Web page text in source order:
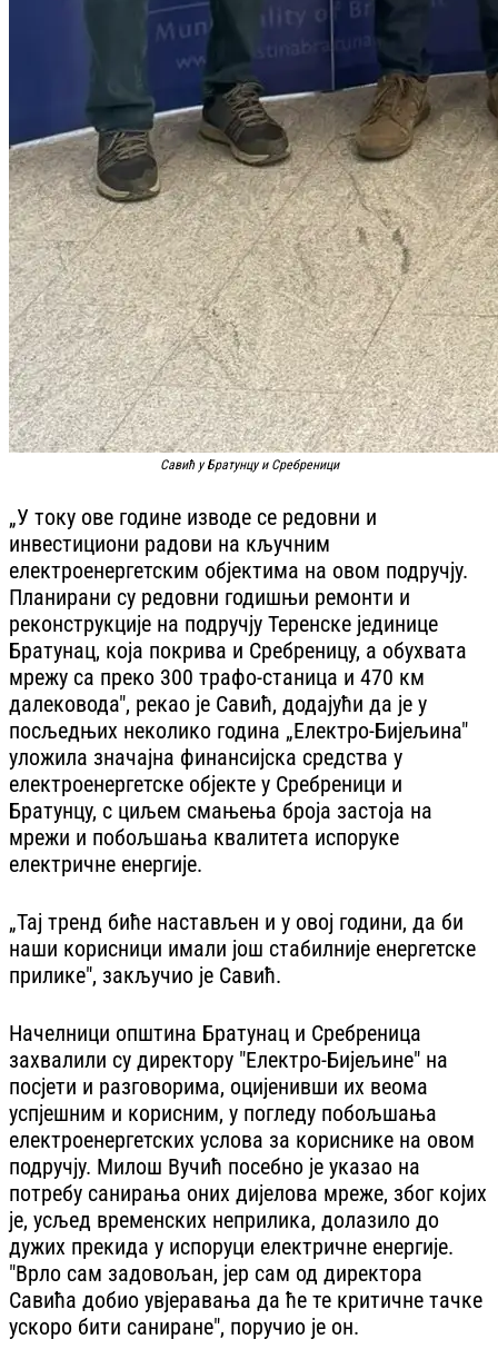
Савић у Братунцу и Сребреници
„У току ове године изводе се редовни и
инвестициони радови на кључним
електроенергетским објектима на овом подручју.
Планирани су редовни годишњи ремонти и
реконструкције на подручју Теренске јединице
Братунац, која покрива и Сребреницу, а обухвата
мрежу са преко 300 трафо-станица и 470 км
далековода", рекао је Савић, додајући да је у
посљедњих неколико година „Електро-Бијељина"
уложила значајна финансијска средства у
електроенергетске објекте у Сребреници и
Братунцу, с циљем смањења броја застоја на
мрежи и побољшања квалитета испоруке
електричне енергије.
„Тај тренд биће настављен и у овој години, да би
наши корисници имали још стабилније енергетске
прилике", закључио је Савић.
Начелници општина Братунац и Сребреница
захвалили су директору "Електро-Бијељине" на
посјети и разговорима, оцијенивши их веома
успјешним и корисним, у погледу побољшања
електроенергетских услова за кориснике на овом
подручју. Милош Вучић посебно је указао на
потребу санирања оних дијелова мреже, због којих
је, усљед временских неприлика, долазило до
дужих прекида у испоруци електричне енергије.
"Врло сам задовољан, јер сам од директора
Савића добио увјеравања да ће те критичне тачке
ускоро бити саниране", поручио је он.